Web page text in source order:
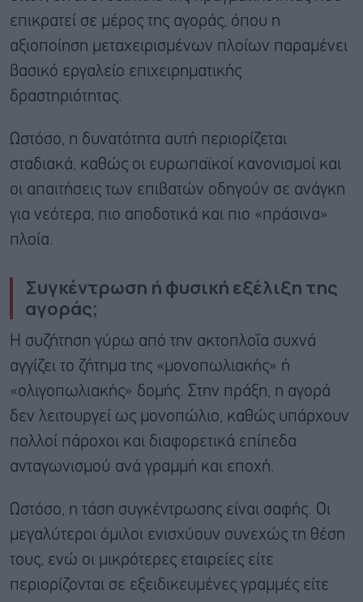
επικρατεί σε μέρος της αγοράς, όπου η
αξιοποίηση μεταχειρισμένων πλοίων παραμένει
βασικό εργαλείο επιχειρηματικής
δραστηριότητας.
Ωστόσο, η δυνατότητα αυτή περιορίζεται
σταδιακά, καθώς οι ευρωπαϊκοί κανονισμοί και
οι απαιτήσεις των επιβατών οδηγούν σε ανάγκη
για νεότερα, πιο αποδοτικά και πιο «πράσινα»
πλοία.
Συγκέντρωση ή φυσική εξέλιξη της
αγοράς;
Η συζήτηση γύρω από την ακτοπλοΐα συχνά
αγγίζει το ζήτημα της «μονοπωλιακής» ή
«ολιγοπωλιακής» δομής. Στην πράξη, η αγορά
δεν λειτουργεί ως μονοπώλιο, καθώς υπάρχουν
πολλοί πάροχοι και διαφορετικά επίπεδα
ανταγωνισμού ανά γραμμή και εποχή.
Ωστόσο, η τάση συγκέντρωσης είναι σαφής. Οι
μεγαλύτεροι όμιλοι ενισχύουν συνεχώς τη θέση
τους, ενώ οι μικρότερες εταιρείες είτε
περιορίζονται σε εξειδικευμένες γραμμές είτε